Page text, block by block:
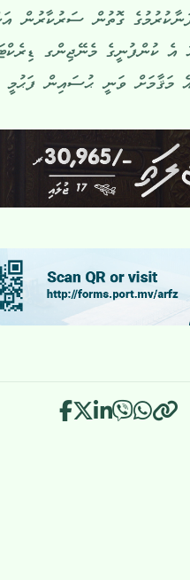
ގޮތުން ސަރުކާރުން
ކުންފުނީގެ މެނޭޖިންގ
މަޤާމަށް ވަނީ ޙުސައިން ފަޙުމީ